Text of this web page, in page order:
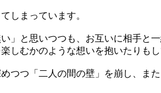
しまっています。
」と思いつつも、お互いに相手
しむかのような想いを抱いたりもし
つつ「二人の間の壁」を崩し、ま